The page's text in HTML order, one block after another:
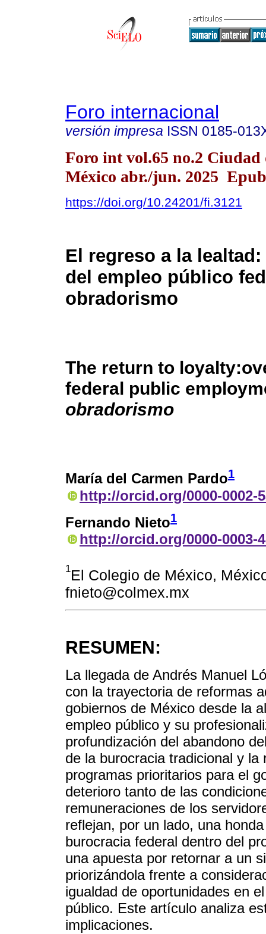
Foro internacional
versión impresa ISSN 0185-
Foro int vol.65 no.2 Ciudad
México abr./jun. 2025
https://doi.org/10.24201/fi.3121
El regreso a la
del empleo público
obradorismo
The return to
federal public
obradorismo
María del Carmen Pardo1
http://orcid.org/0000-0002-
Fernando Nieto1
http://orcid.org/0000-0003-
1El Colegio de México,
fnieto@colmex.mx
RESUMEN:
La llegada de Andrés Manuel
con la trayectoria de reformas
gobiernos de México desde la
empleo público y su
profundización del abandono
de la burocracia tradicional y
programas prioritarios para el
deterioro tanto de las
remuneraciones de los
reflejan, por un lado, una
burocracia federal dentro del
una apuesta por retornar a un
priorizándola frente a
igualdad de oportunidades en
público. Este artículo analiza
implicaciones.